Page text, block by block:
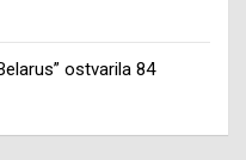
ostvarila 84